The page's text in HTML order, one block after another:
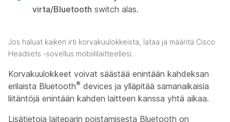
virta/Bluetooth switch alas.
Jos haluat kaiken irti korvakuulokkeista, lataa ja määritä Cisco
Headsets -sovellus mobiililaitteellesi.
Korvakuulokkeet voivat säästää enintään kahdeksan
erilaista Bluetooth® devices ja ylläpitää samanaikaisia
liitäntöjä enintään kahden laitteen kanssa yhtä aikaa.
Lisätietoja laiteparin poistamisesta Bluetooth on